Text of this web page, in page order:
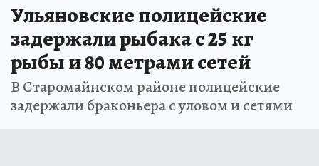
Ульяновские полицейские
задержали рыбака с 25 кг
рыбы и 80 метрами сетей
В Старомайнском районе полицейские
задержали браконьера с уловом и сетями